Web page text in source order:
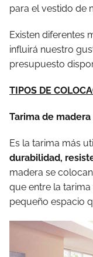
para el vestido de
Existen diferentes
influirá nuestro
presupuesto
TIPOS DE
Tarima de madera
Es la tarima más
durabilidad,
madera se
que entre la
pequeño espacio